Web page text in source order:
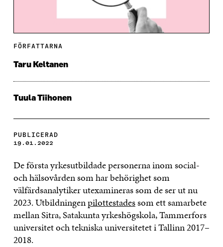
FÖRFATTARNA
Taru Keltanen
Tuula Tiihonen
PUBLICERAD
19.01.2022
De första yrkesutbildade personerna inom social-
och hälsovården som har behörighet som
välfärdsanalytiker utexamineras som de ser ut nu
2023. Utbildningenpilottestadessom ett samarbete
mellan Sitra, Satakunta yrkeshögskola, Tammerfors
universitet och tekniska universitetet i Tallinn 2017–
2018.